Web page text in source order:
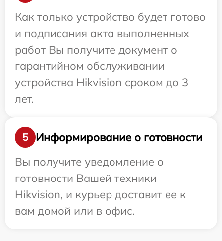
Как только устройство будет готово
и подписания акта выполненных
работ Вы получите документ о
гарантийном обслуживании
устройства Hikvision сроком до 3
лет.
5
Информирование о готовности
Вы получите уведомление о
готовности Вашей техники
Hikvision, и курьер доставит ее к
вам домой или в офис.